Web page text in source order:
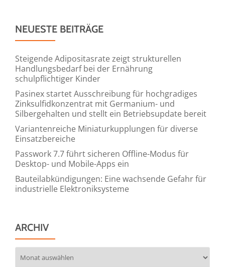
NEUESTE BEITRÄGE
Steigende Adipositasrate zeigt strukturellen
Handlungsbedarf bei der Ernährung
schulpflichtiger Kinder
Pasinex startet Ausschreibung für hochgradiges
Zinksulfidkonzentrat mit Germanium- und
Silbergehalten und stellt ein Betriebsupdate bereit
Variantenreiche Miniaturkupplungen für diverse
Einsatzbereiche
Passwork 7.7 führt sicheren Offline-Modus für
Desktop- und Mobile-Apps ein
Bauteilabkündigungen: Eine wachsende Gefahr für
industrielle Elektroniksysteme
ARCHIV